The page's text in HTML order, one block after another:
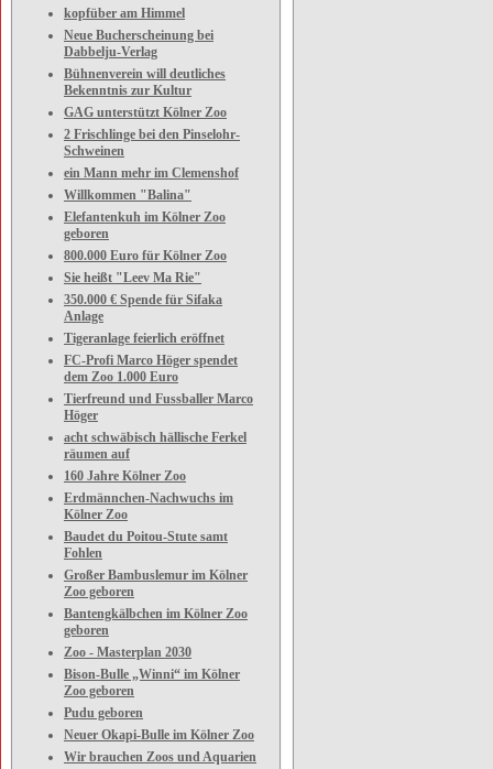
kopfüber am Himmel
Neue Bucherscheinung bei
Dabbelju-Verlag
Bühnenverein will deutliches
Bekenntnis zur Kultur
GAG unterstützt Kölner Zoo
2 Frischlinge bei den Pinselohr-
Schweinen
ein Mann mehr im Clemenshof
Willkommen "Balina"
Elefantenkuh im Kölner Zoo
geboren
800.000 Euro für Kölner Zoo
Sie heißt "Leev Ma Rie"
350.000 € Spende für Sifaka
Anlage
Tigeranlage feierlich eröffnet
FC-Profi Marco Höger spendet
dem Zoo 1.000 Euro
Tierfreund und Fussballer Marco
Höger
acht schwäbisch hällische Ferkel
räumen auf
160 Jahre Kölner Zoo
Erdmännchen-Nachwuchs im
Kölner Zoo
Baudet du Poitou-Stute samt
Fohlen
Großer Bambuslemur im Kölner
Zoo geboren
Bantengkälbchen im Kölner Zoo
geboren
Zoo - Masterplan 2030
Bison-Bulle „Winni“ im Kölner
Zoo geboren
Pudu geboren
Neuer Okapi-Bulle im Kölner Zoo
Wir brauchen Zoos und Aquarien